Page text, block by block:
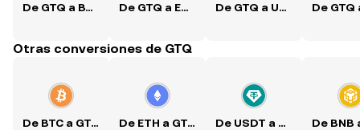
De GTQ a BTC De GTQ a ETH De GTQ a USDT
Otras conversiones de GTQ
De BTC a GTQ De ETH a GTQ De USDT a GTQ